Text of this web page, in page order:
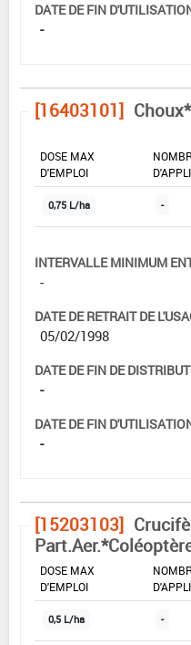
DATE DE FIN
-
[16403101]
DOSE MAX
D'EMPLOI
0,75 L/ha -
INTERVALLE MINIMUM
-
DATE DE RETRAIT DE
05/02/1998
DATE DE FIN DE
-
DATE DE FIN
-
[15203103]
DOSE MAX
D'EMPLOI
0,5 L/ha -